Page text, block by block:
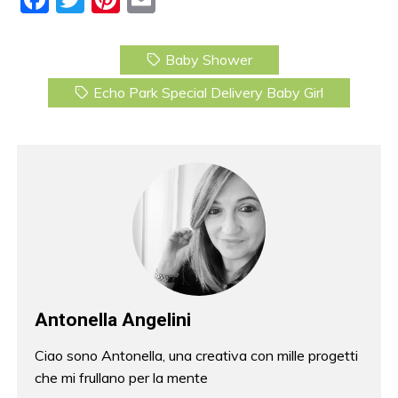
e
b
er
er
e
st
ai
l
Baby Shower
Echo Park Special Delivery Baby Girl
Antonella Angelini
Ciao sono Antonella, una creativa con mille progetti
che mi frullano per la mente